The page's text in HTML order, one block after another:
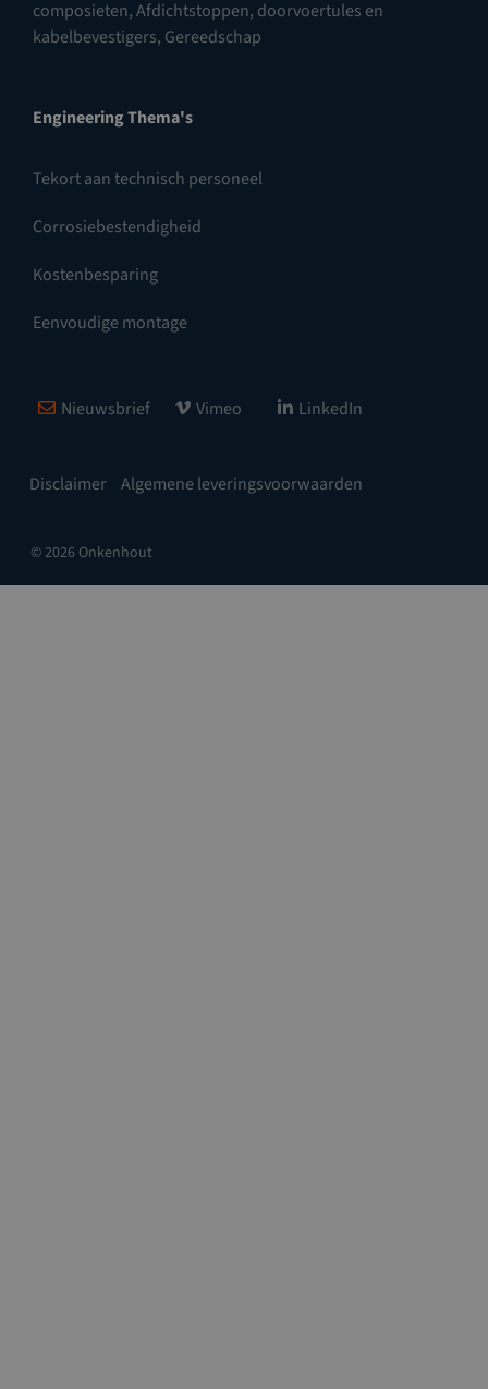
composieten,Afdichtstoppen, doorvoertules en
kabelbevestigers, Gereedschap
Engineering Thema's
Tekort aan technisch personeel
Corrosiebestendigheid
Kostenbesparing
Eenvoudige montage
Disclaimer Algemene leveringsvoorwaarden
Nieuwsbrief Vimeo LinkedIn
© 2026 Onkenhout